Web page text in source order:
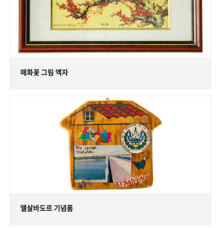
매화꽃 그림 액자
엘살바도르 기념품